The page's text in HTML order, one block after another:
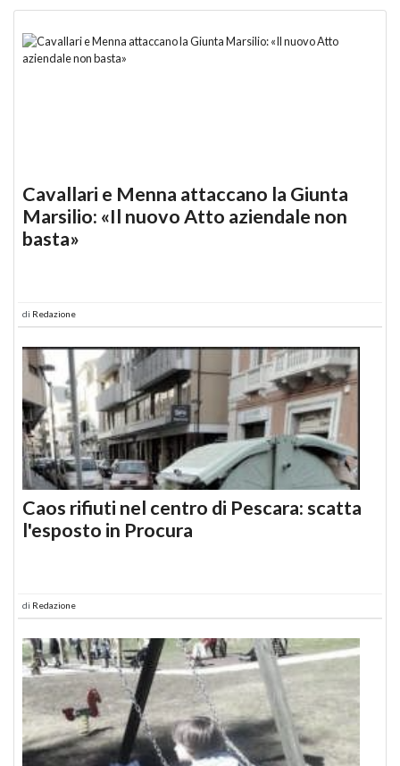
Cavallari e Menna attaccano la Giunta
Marsilio: «Il nuovo Atto aziendale non
basta»
di Redazione
Caos rifiuti nel centro di Pescara: scatta
l'esposto in Procura
di Redazione